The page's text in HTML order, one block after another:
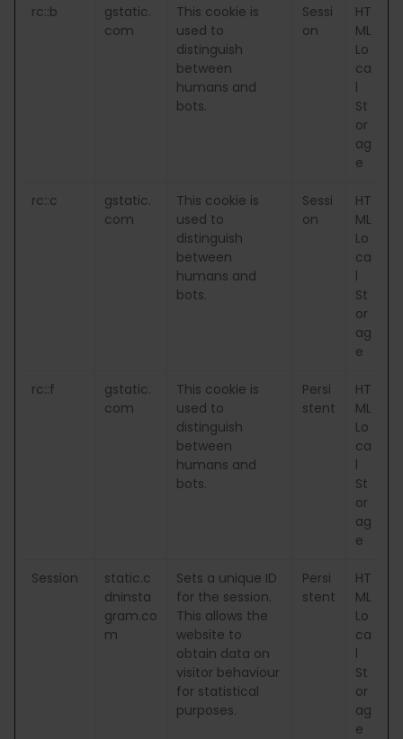
rc::b
gstatic.
com
This cookie is
used to
distinguish
between
humans and
bots.
Sessi
on
HT
ML
Lo
ca
l
St
or
ag
e
rc::c
gstatic.
com
This cookie is
used to
distinguish
between
humans and
bots.
Sessi
on
HT
ML
Lo
ca
l
St
or
ag
e
rc::f
gstatic.
com
This cookie is
used to
distinguish
between
humans and
bots.
Persi
stent
HT
ML
Lo
ca
l
St
or
ag
e
Session
static.c
dninsta
gram.co
m
Sets a unique ID
for the session.
This allows the
website to
obtain data on
visitor behaviour
for statistical
purposes.
Persi
stent
HT
ML
Lo
ca
l
St
or
ag
e